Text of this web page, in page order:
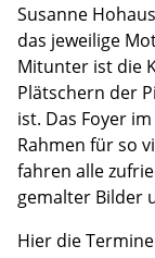
Susanne
das jeweilige
Mitunter ist die
Plätschern der
ist. Das Foyer
Rahmen für so
fahren alle
gemalter Bilder
Hier die